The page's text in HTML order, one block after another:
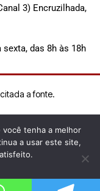
3) Encruzilhada,
das 8h às 18h
a fonte.
você tenha a melhor
a usar este site,